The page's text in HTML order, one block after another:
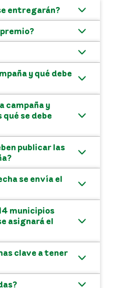
entregarán?
y qué debe
campaña y
qué se debe
publicar las
se envía el
municipios
asignará el
clave a tener